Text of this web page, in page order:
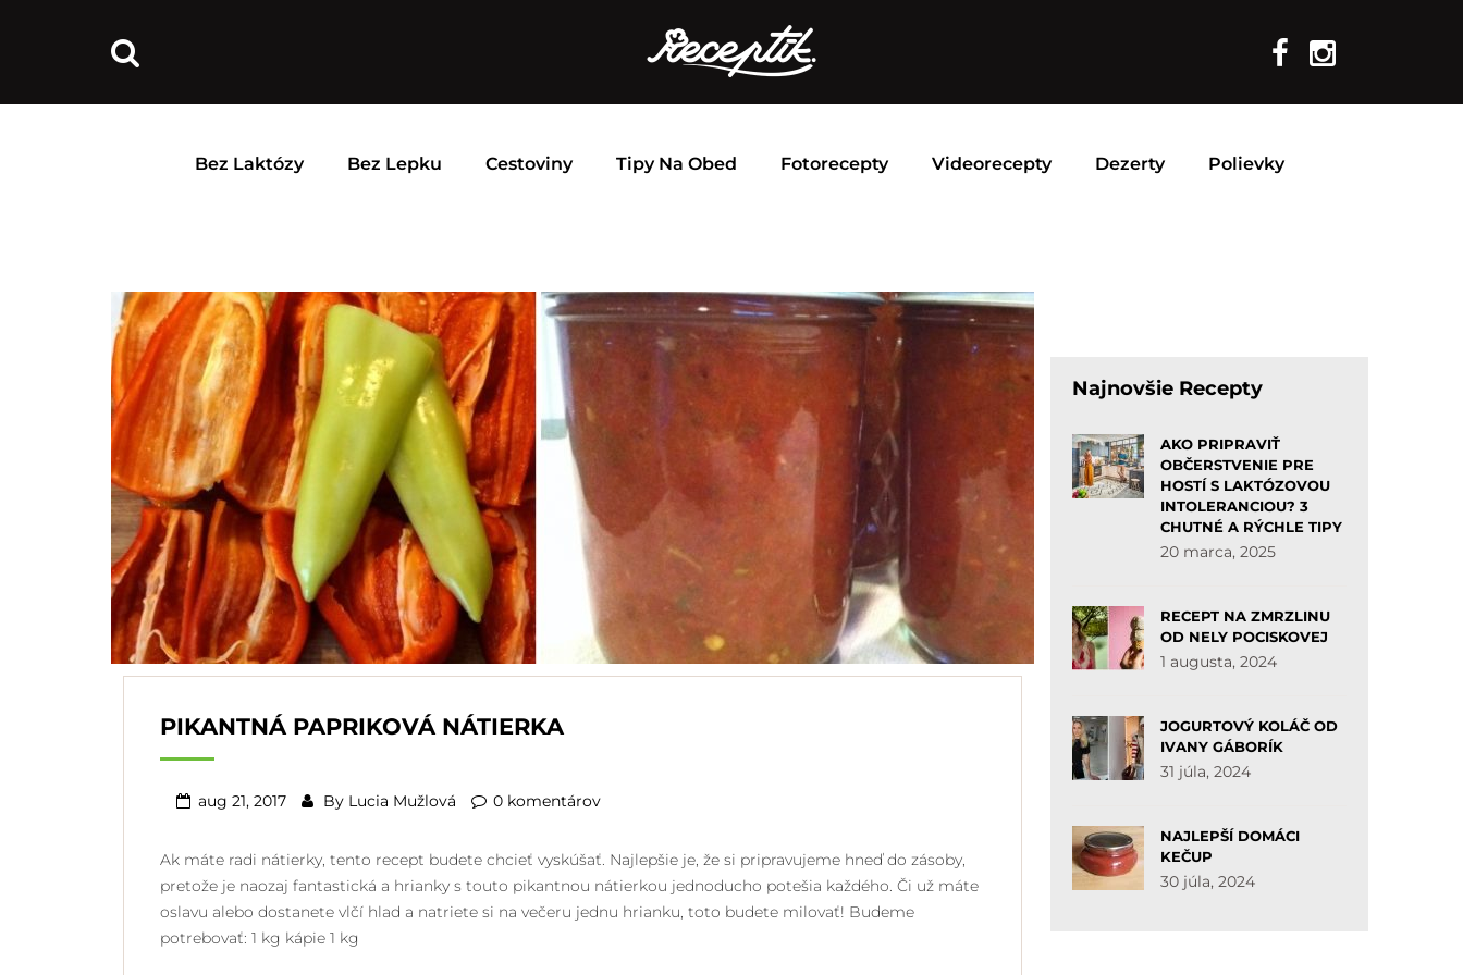
Bez Laktózy Bez Lepku Cestoviny Tipy Na Obed Fotorecepty Videorecepty Dezerty Polievky
PIKANTNÁ PAPRIKOVÁ NÁTIERKA
aug 21, 2017 By Lucia Mužlová 0 komentárov
Ak máte radi nátierky, tento recept budete chcieť vyskúšať. Najlepšie je, že si pripravujeme hneď do zásoby,
pretože je naozaj fantastická a hrianky s touto pikantnou nátierkou jednoducho potešia každého. Či už máte
oslavu alebo dostanete vlčí hlad a natriete si na večeru jednu hrianku, toto budete milovať! Budeme
potrebovať: 1 kg kápie 1 kg
Najnovšie Recepty
AKO PRIPRAVIŤ
OBČERSTVENIE PRE
HOSTÍ S LAKTÓZOVOU
INTOLERANCIOU? 3
CHUTNÉ A RÝCHLE TIPY
20 marca, 2025
RECEPT NA ZMRZLINU
OD NELY POCISKOVEJ
1 augusta, 2024
JOGURTOVÝ KOLÁČ OD
IVANY GÁBORÍK
31 júla, 2024
NAJLEPŠÍ DOMÁCI
KEČUP
30 júla, 2024